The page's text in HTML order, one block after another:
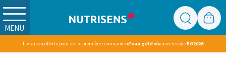
Livraison offerte pour votre première commande d'eau gélifiéeavec le code EG2026
MENU